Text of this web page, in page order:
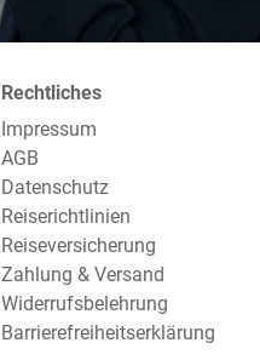
Rechtliches
Impressum
AGB
Datenschutz
Reiserichtlinien
Reiseversicherung
Zahlung & Versand
Widerrufsbelehrung
Barrierefreiheitserklärung